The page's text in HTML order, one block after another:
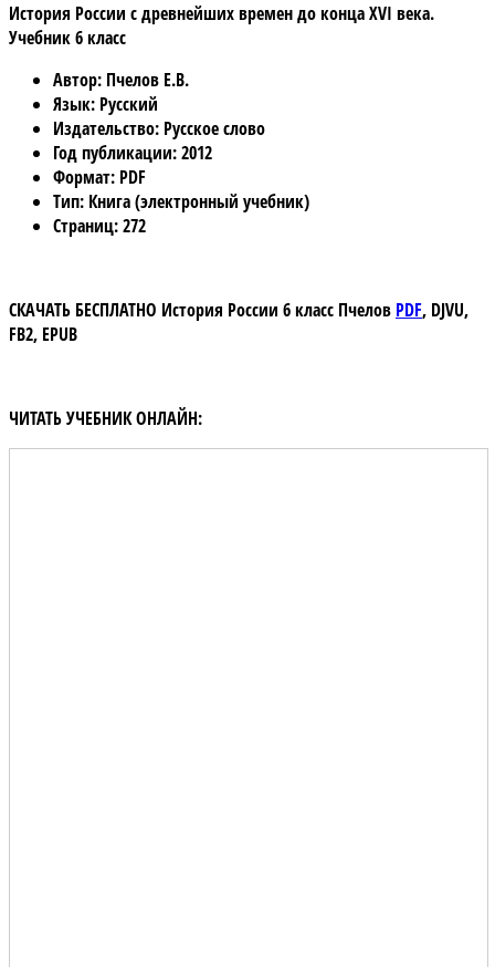
История России с древнейших времен до конца XVI века.
Учебник 6 класс
Автор: Пчелов Е.В.
Язык: Русский
Издательство: Русское слово
Год публикации: 2012
Формат: PDF
Тип: Книга (электронный учебник)
Страниц: 272
СКАЧАТЬ БЕСПЛАТНО История России 6 класс Пчелов PDF, DJVU,
FB2, EPUB
ЧИТАТЬ УЧЕБНИК ОНЛАЙН: